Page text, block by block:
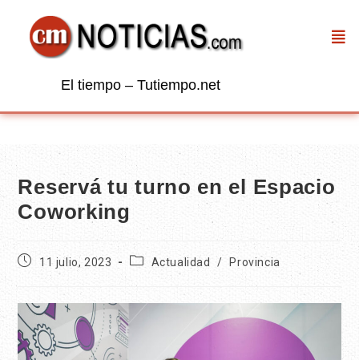
El tiempo – Tutiempo.net
Reservá tu turno en el Espacio
Coworking
11 julio, 2023 Actualidad / Provincia